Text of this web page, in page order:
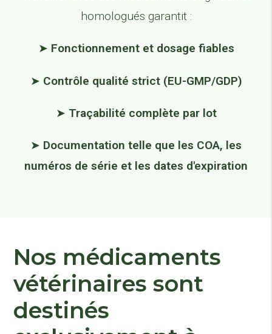
homologués garantit :
➤ Fonctionnement et dosage fiables
➤ Contrôle qualité strict (EU-GMP/GDP)
➤ Traçabilité complète par lot
➤ Documentation telle que les COA, les
numéros de série et les dates d'expiration
Nos médicaments
vétérinaires sont
destinés